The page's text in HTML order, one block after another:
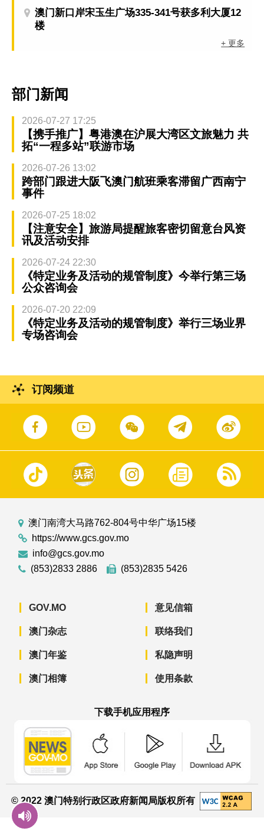
澳门新口岸宋玉生广场335-341号获多利大厦12
楼
+ 更多
部门新闻
2026-07-27 17:25
【携手推广】粤港澳在沪展大湾区文旅魅力 共
拓“一程多站”联游市场
2026-07-26 13:02
跨部门跟进大阪飞澳门航班乘客滞留广西南宁
事件
2026-07-25 18:02
【注意安全】旅游局提醒旅客密切留意台风资
讯及活动安排
2026-07-24 22:30
《特定业务及活动的规管制度》今举行第三场
公众咨询会
2026-07-20 22:09
《特定业务及活动的规管制度》举行三场业界
专场咨询会
订阅频道
澳门南湾大马路762-804号中华广场15楼
https://www.gcs.gov.mo
info@gcs.gov.mo
(853)2833 2886
(853)2835 5426
GOV.MO
澳门杂志
澳门年鉴
澳门相簿
意见信箱
联络我们
私隐声明
使用条款
下载手机应用程序
© 2022 澳门特别行政区政府新闻局版权所有